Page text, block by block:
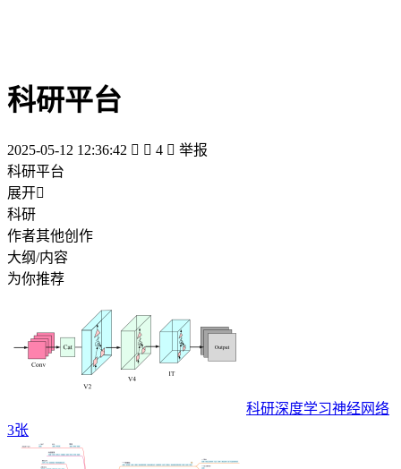
科研平台
2025-05-12 12:36:42   4  举报
科研平台
展开
科研
作者其他创作
大纲/内容
为你推荐
科研深度学习神经网络
3张